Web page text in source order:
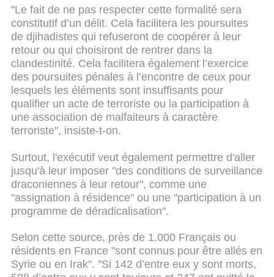
"Le fait de ne pas respecter cette formalité sera
constitutif d’un délit. Cela facilitera les poursuites
de djihadistes qui refuseront de coopérer à leur
retour ou qui choisiront de rentrer dans la
clandestinité. Cela facilitera également l’exercice
des poursuites pénales à l’encontre de ceux pour
lesquels les éléments sont insuffisants pour
qualifier un acte de terroriste ou la participation à
une association de malfaiteurs à caractère
terroriste", insiste-t-on.
Surtout, l'exécutif veut également permettre d'aller
jusqu'à leur imposer "des conditions de surveillance
draconiennes à leur retour", comme une
"assignation à résidence" ou une "participation à un
programme de déradicalisation".
Selon cette source, près de 1.000 Français ou
résidents en France "sont connus pour être allés en
Syrie ou en Irak". "Si 142 d’entre eux y sont morts,